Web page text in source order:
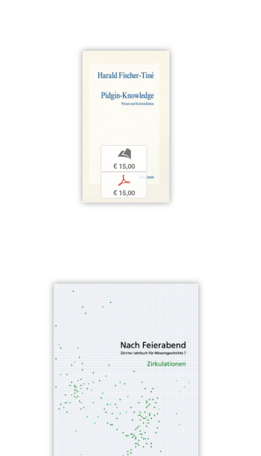
b
€ 15,00
p
€ 15,00